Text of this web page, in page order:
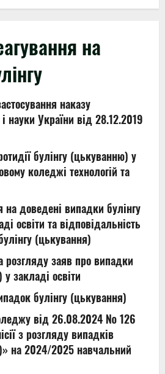
на
наказу
і науки України від 28.12.2019
булінгу (цькуванню) у
коледжі технологій та
на доведені випадки булінгу
освіти та відповідальність
(цькування)
розгляду заяв про випадки
закладі освіти
булінгу (цькування)
від 26.08.2024 № 126
з розгляду випадків
на 2024/2025 навчальний